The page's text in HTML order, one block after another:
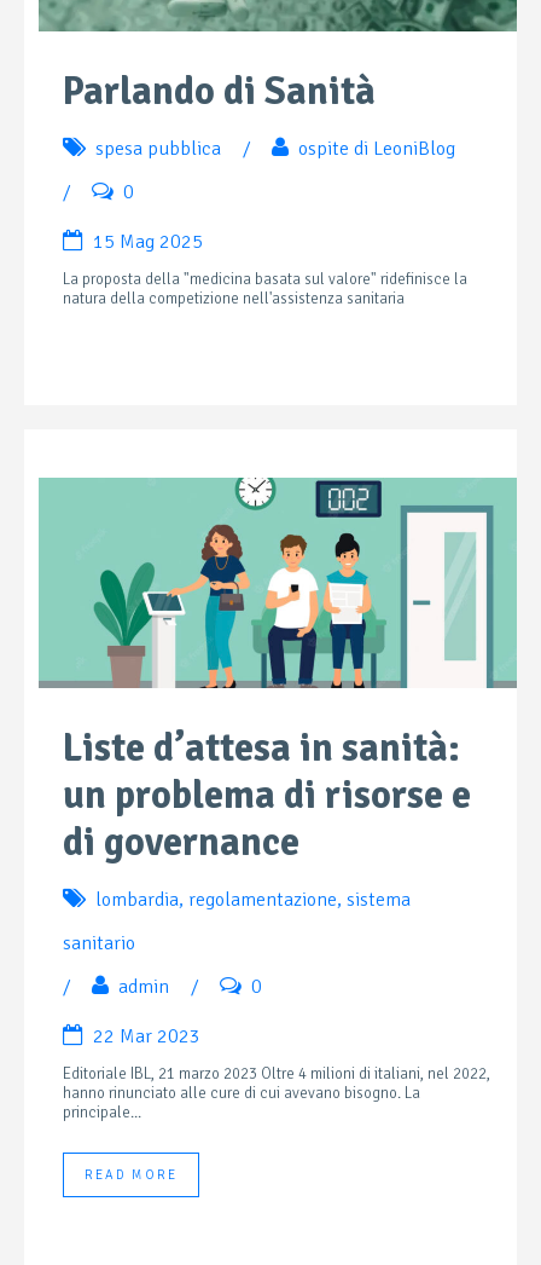
Parlando di Sanità
spesa pubblica /
ospite di LeoniBlog
/
0
15 Mag 2025
La proposta della "medicina basata sul valore" ridefinisce la
natura della competizione nell'assistenza sanitaria
Liste d’attesa in sanità:
un problema di risorse e
di governance
lombardia, regolamentazione, sistema
sanitario
/
admin / 0
22 Mar 2023
Editoriale IBL, 21 marzo 2023 Oltre 4 milioni di italiani, nel 2022,
hanno rinunciato alle cure di cui avevano bisogno. La
principale...
READ MORE